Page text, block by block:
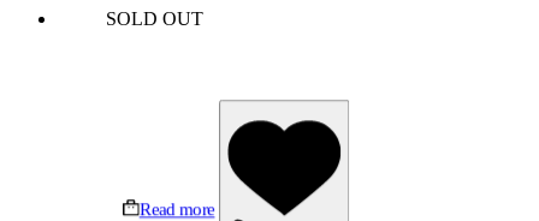
SOLD OUT
Read more